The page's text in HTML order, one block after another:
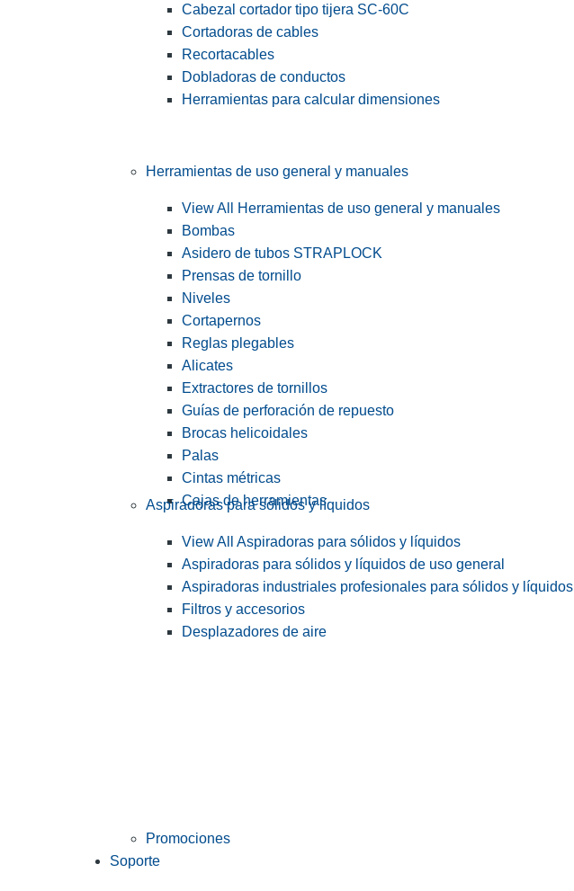
Cabezal cortador tipo tijera SC-60C
Cortadoras de cables
Recortacables
Dobladoras de conductos
Herramientas para calcular dimensiones
Herramientas de uso general y manuales
View All Herramientas de uso general y manuales
Bombas
Asidero de tubos STRAPLOCK
Prensas de tornillo
Niveles
Cortapernos
Reglas plegables
Alicates
Extractores de tornillos
Guías de perforación de repuesto
Brocas helicoidales
Palas
Cintas métricas
Cajas de herramientas
Aspiradoras para sólidos y líquidos
View All Aspiradoras para sólidos y líquidos
Aspiradoras para sólidos y líquidos de uso general
Aspiradoras industriales profesionales para sólidos y líquidos
Filtros y accesorios
Desplazadores de aire
Promociones
Soporte